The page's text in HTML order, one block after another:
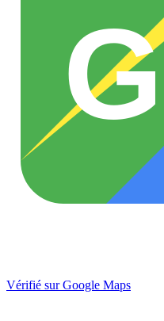
G
Vérifié sur Google Maps